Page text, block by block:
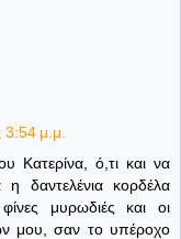
3:54 μ.μ.
Κατερίνα, ό,τι και να
η δαντελένια κορδέλα
μυρωδιές και οι
μου, σαν το υπέροχο